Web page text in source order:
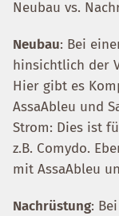
Neubau vs.
Neubau: Bei
hinsichtlich der
Hier gibt es
AssaAbleu und
Strom: Dies ist
z.B. Comydo.
mit AssaAbleu
Nachrüstung: